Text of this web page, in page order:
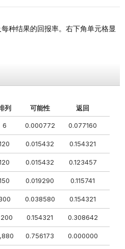
种结果的回报率。右下角单元格显
列 可能性 返回
6 0.000772 0.077160
0.015432 0.154321
0.015432 0.123457
0.019290 0.115741
0.038580 0.154321
0.154321 0.308642
0.756173 0.000000